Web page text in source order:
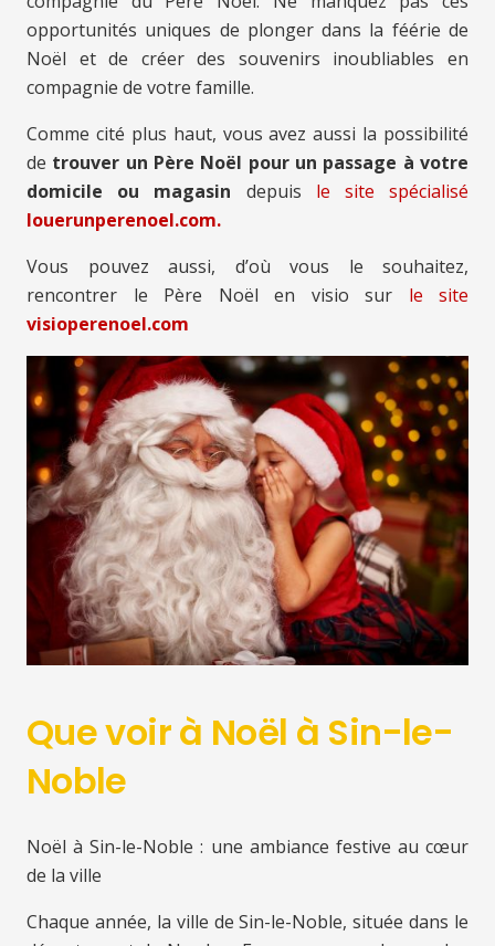
opportunités uniques de plonger dans la féérie de
Noël et de créer des souvenirs inoubliables en
compagnie de votre famille.
Comme cité plus haut, vous avez aussi la possibilité
de trouver un Père Noël pour un passage à votre
domicile ou magasin depuis le site spécialisé
louerunperenoel.com.
Vous pouvez aussi, d’où vous le souhaitez,
rencontrer le Père Noël en visio sur le site
visioperenoel.com
Que voir à Noël à Sin-le-
Noble
Noël à Sin-le-Noble : une ambiance festive au cœur
de la ville
Chaque année, la ville de Sin-le-Noble, située dans le